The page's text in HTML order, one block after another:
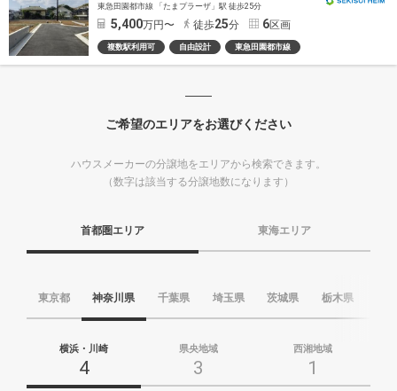
東急田園都市線 「たまプラーザ」駅 徒歩25分
5,400万円〜 徒歩25分 6区画
複数駅利用可 自由設計 東急田園都市線
ご希望のエリアをお選びください
ハウスメーカーの分譲地をエリアから検索できます。
（数字は該当する分譲地数になります）
首都圏エリア 東海エリア
東京都 神奈川県 千葉県 埼玉県 茨城県 栃木県
横浜・川崎
4
県央地域
3
西湘地域
1